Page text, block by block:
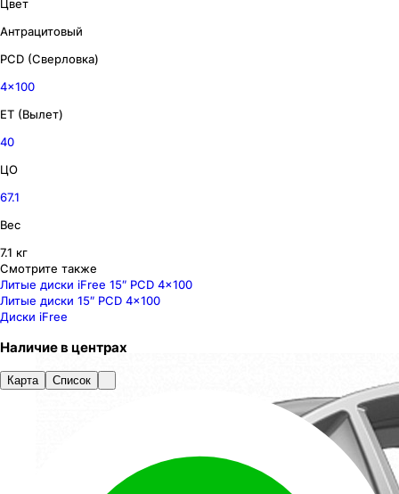
Цвет
Антрацитовый
PCD (Сверловка)
4x100
ET (Вылет)
40
ЦО
67.1
Вес
7.1 кг
Смотрите также
Литые диски iFree 15″ PCD 4x100
Литые диски 15″ PCD 4x100
Диски iFree
Наличиев центрах
Карта Список